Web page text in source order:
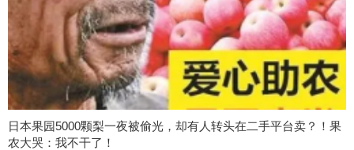
日本果园5000颗梨一夜被偷光，却有人转头在二手平台卖？！果
农大哭：我不干了！